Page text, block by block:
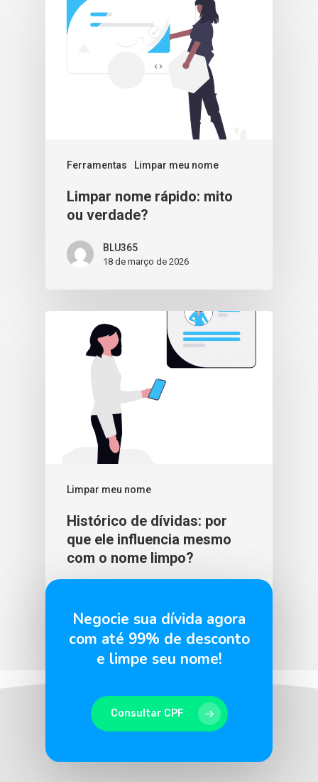
Ferramentas Limpar meu nome
Limpar nome rápido: mito
ou verdade?
BLU365
18 de março de 2026
Limpar meu nome
Histórico de dívidas: por
que ele influencia mesmo
com o nome limpo?
Negocie sua dívida agora
com até 99% de desconto
e limpe seu nome!
Consultar CPF